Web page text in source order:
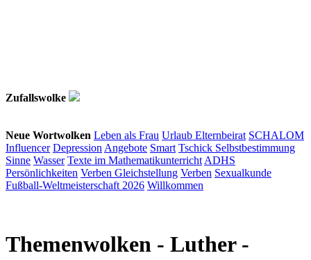
Zufallswolke
Neue Wortwolken Leben als Frau Urlaub Elternbeirat SCHALOM
Influencer Depression Angebote Smart Tschick Selbstbestimmung
Sinne Wasser Texte im Mathematikunterricht ADHS
Persönlichkeiten Verben Gleichstellung Verben Sexualkunde
Fußball-Weltmeisterschaft 2026 Willkommen
Themenwolken - Luther -